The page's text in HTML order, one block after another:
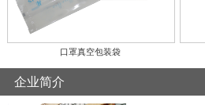
口罩真空包装袋
企业简介